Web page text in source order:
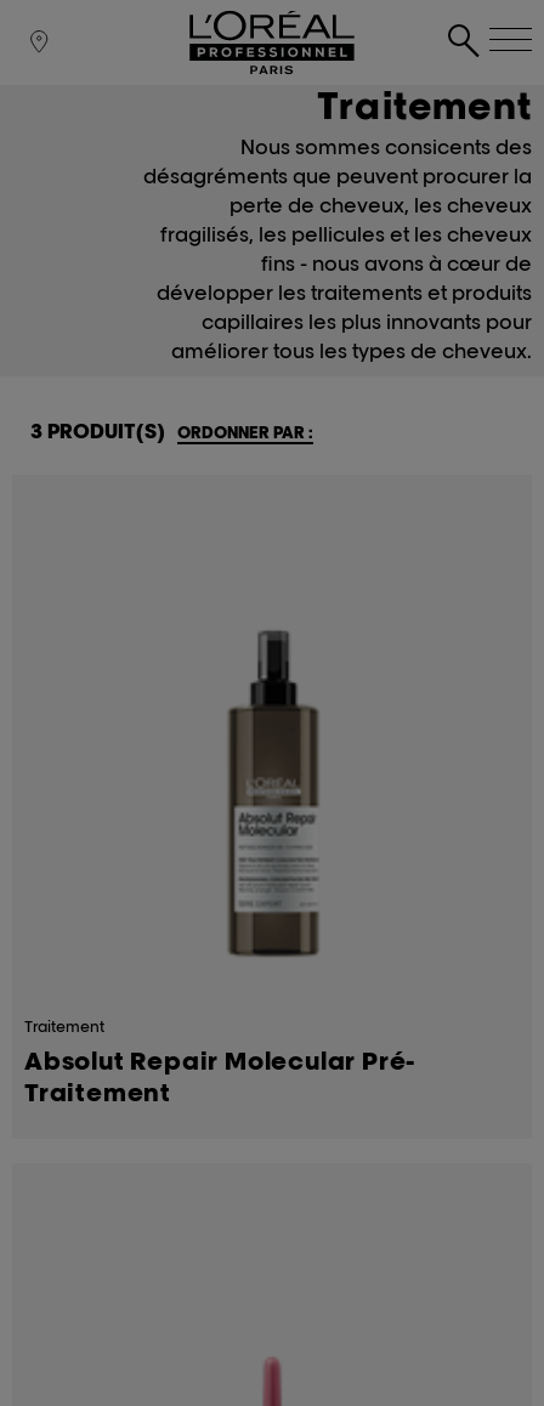
Traitement
Nous sommes consicents des
désagréments que peuvent procurer la
perte de cheveux, les cheveux
fragilisés, les pellicules et les cheveux
fins - nous avons à cœur de
développer les traitements et produits
capillaires les plus innovants pour
améliorer tous les types de cheveux.
3 PRODUIT(S) ORDONNER PAR :
Traitement
Absolut Repair Molecular Pré-
Traitement